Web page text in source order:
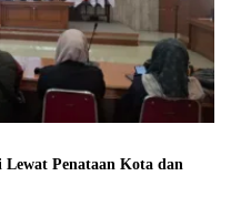
Penataan Kota dan